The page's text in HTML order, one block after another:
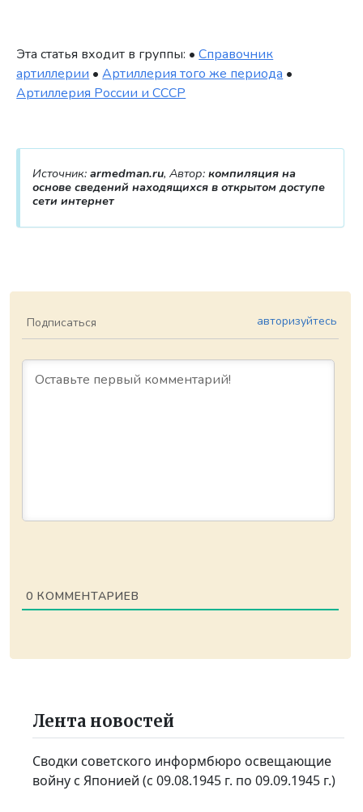
Эта статья входит в группы: •Справочник
артиллерии •Артиллерия того же периода •
Артиллерия России и СССР
Источник: armedman.ru, Автор: компиляция на
основе сведений находящихся в открытом доступе
сети интернет
Подписаться авторизуйтесь
0 КОММЕНТАРИЕВ
Лента новостей
Сводки советского информбюро освещающие
войну с Японией (с 09.08.1945 г. по 09.09.1945 г.)